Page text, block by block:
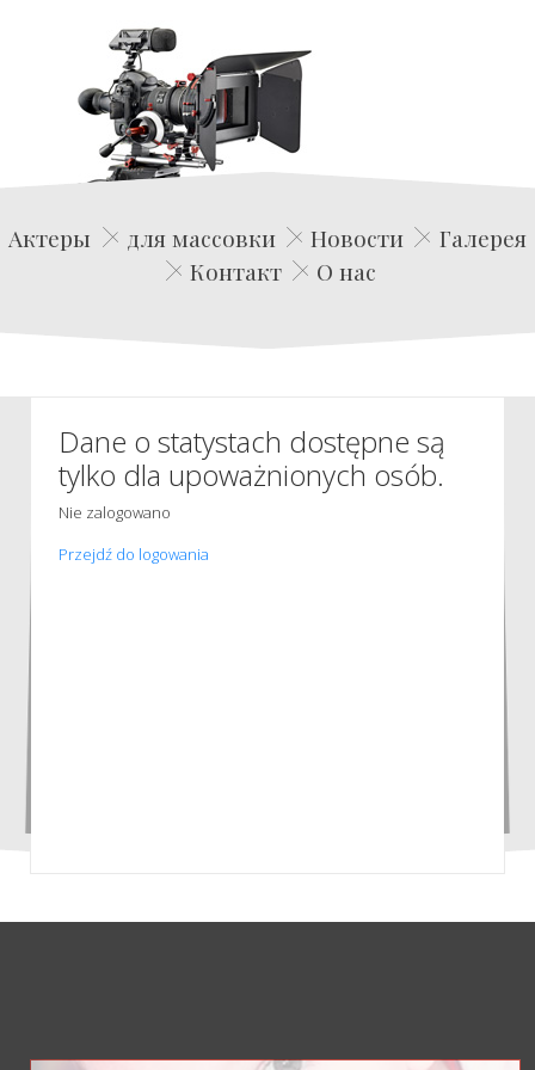
Edwin Film Agencja Aktorska
Актеры для массовки Новости
Галерея
Контакт
О нас
Dane o statystach dostępne są
tylko dla upoważnionych osób.
Nie zalogowano
Przejdź do logowania